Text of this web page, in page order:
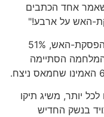
אחד הכתבים
האש על ארבע!"
לכן זה די מפתיע שבסקר הראשון אחרי הפסקת-האש, 51%
הסתיימה
בעל 10,000 לוחמים לכל יותר, משיג תיקו
בנשק החדיש